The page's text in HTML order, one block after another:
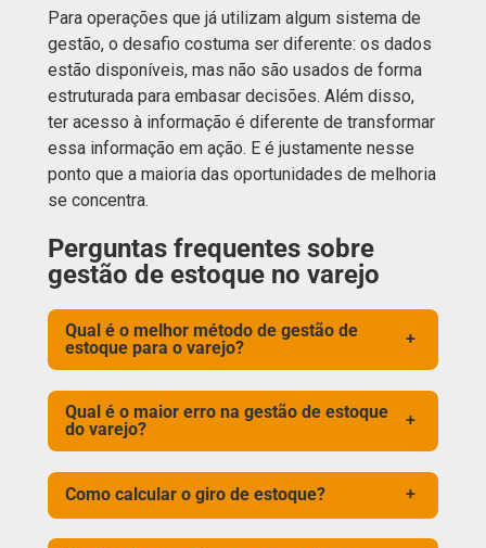
Para operações que já utilizam algum sistema de
gestão, o desafio costuma ser diferente: os dados
estão disponíveis, mas não são usados de forma
estruturada para embasar decisões. Além disso,
ter acesso à informação é diferente de transformar
essa informação em ação. E é justamente nesse
ponto que a maioria das oportunidades de melhoria
se concentra.
Perguntas frequentes sobre
gestão de estoque no varejo
Qual é o melhor método de gestão de
estoque para o varejo?
+
Qual é o maior erro na gestão de estoque
do varejo?
+
Como calcular o giro de estoque? +